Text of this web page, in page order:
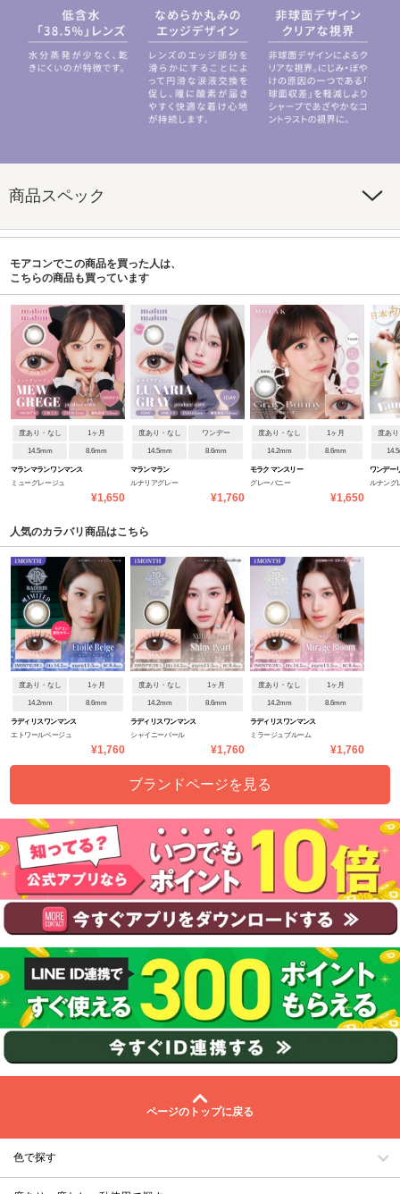
商品スペック
モアコンでこの商品を買った人は、
こちらの商品も買っています
度あり・なし 1ヶ月
14.5mm 8.6mm
マランマラン ワンマンス
ミューグレージュ
¥1,650
度あり・なし ワンデー
14.5mm 8.6mm
マランマラン
ルナリアグレー
¥1,760
度あり・なし 1ヶ月
14.2mm 8.6mm
モラク マンスリー
グレーバニー
¥1,650
度あ
ワンデー
ルナング
人気のカラバリ商品はこちら
度あり・なし 1ヶ月
14.2mm 8.6mm
ラディリス ワンマンス
エトワールベージュ
¥1,760
度あり・なし 1ヶ月
14.2mm 8.6mm
ラディリス ワンマンス
シャイニーパール
¥1,760
度あり・なし 1ヶ月
14.2mm 8.6mm
ラディリス ワンマンス
ミラージュブルーム
¥1,760
ブランドページを見る
ページのトップに戻る
色で探す